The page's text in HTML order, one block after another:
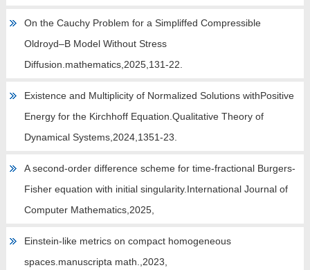
On the Cauchy Problem for a Simpliffed Compressible
Oldroyd–B Model Without Stress
Diffusion.mathematics,2025,131-22.
Existence and Multiplicity of Normalized Solutions withPositive
Energy for the Kirchhoff Equation.Qualitative Theory of
Dynamical Systems,2024,1351-23.
A second-order difference scheme for time-fractional Burgers-
Fisher equation with initial singularity.International Journal of
Computer Mathematics,2025,
Einstein-like metrics on compact homogeneous
spaces.manuscripta math.,2023,